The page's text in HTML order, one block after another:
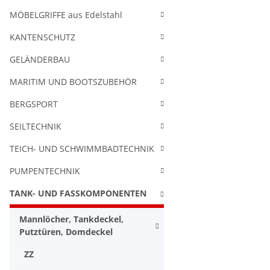
MÖBELGRIFFE aus Edelstahl
KANTENSCHUTZ
GELÄNDERBAU
MARITIM UND BOOTSZUBEHÖR
BERGSPORT
SEILTECHNIK
TEICH- UND SCHWIMMBADTECHNIK
PUMPENTECHNIK
TANK- UND FASSKOMPONENTEN
Mannlöcher, Tankdeckel,
Putztüren, Domdeckel
ZZ